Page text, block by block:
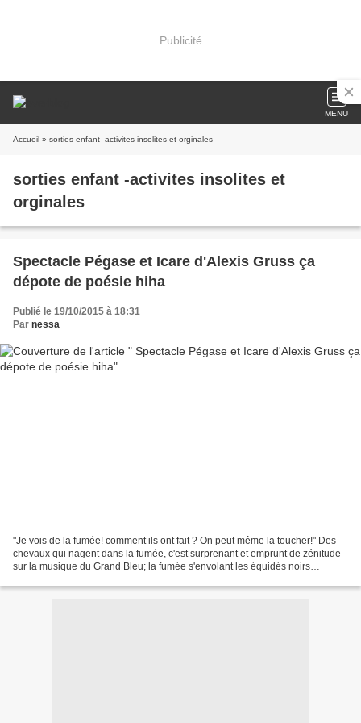
Publicité
MENU
Accueil » sorties enfant -activites insolites et orginales
sorties enfant -activites insolites et
orginales
Spectacle Pégase et Icare d'Alexis Gruss ça
dépote de poésie hiha
Publié le 19/10/2015 à 18:31
Par nessa
"Je vois de la fumée! comment ils ont fait ? On peut même la toucher!" Des
chevaux qui nagent dans la fumée, c'est surprenant et emprunt de zénitude
sur la musique du Grand Bleu; la fumée s'envolant les équidés noirs